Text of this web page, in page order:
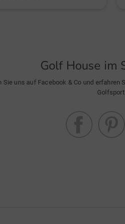
Golf House im
Sie uns auf Facebook & Co und
Golfsport.